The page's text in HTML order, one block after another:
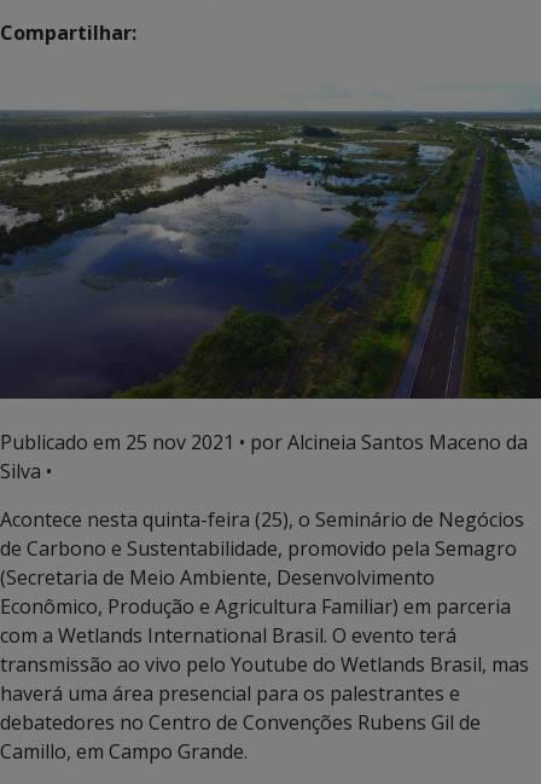
Compartilhar:
Publicado em 25 nov 2021 • por Alcineia Santos Maceno da
Silva •
Acontece nesta quinta-feira (25), o Seminário de Negócios
de Carbono e Sustentabilidade, promovido pela Semagro
(Secretaria de Meio Ambiente, Desenvolvimento
Econômico, Produção e Agricultura Familiar) em parceria
com a Wetlands International Brasil. O evento terá
transmissão ao vivo pelo Youtube do Wetlands Brasil, mas
haverá uma área presencial para os palestrantes e
debatedores no Centro de Convenções Rubens Gil de
Camillo, em Campo Grande.